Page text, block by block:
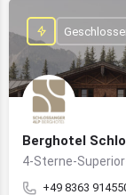
Berghotel
+49 8363